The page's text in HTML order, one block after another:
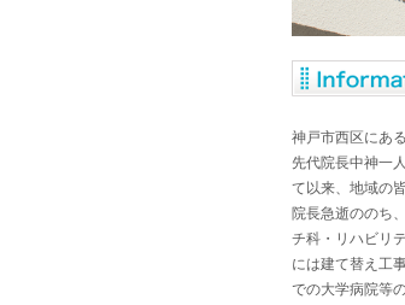
神戸市西区にあ
先代院長中神一
て以来、地域の
院長急逝ののち
チ科・リハビリ
には建て替え工
での大学病院等